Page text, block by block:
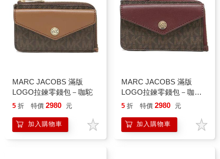
MARC JACOBS 滿版
LOGO拉鍊零錢包－咖駝
5 折 特價 2980 元
加入購物車
MARC JACOBS 滿版
LOGO拉鍊零錢包－咖酒
紅
5 折 特價 2980 元
加入購物車